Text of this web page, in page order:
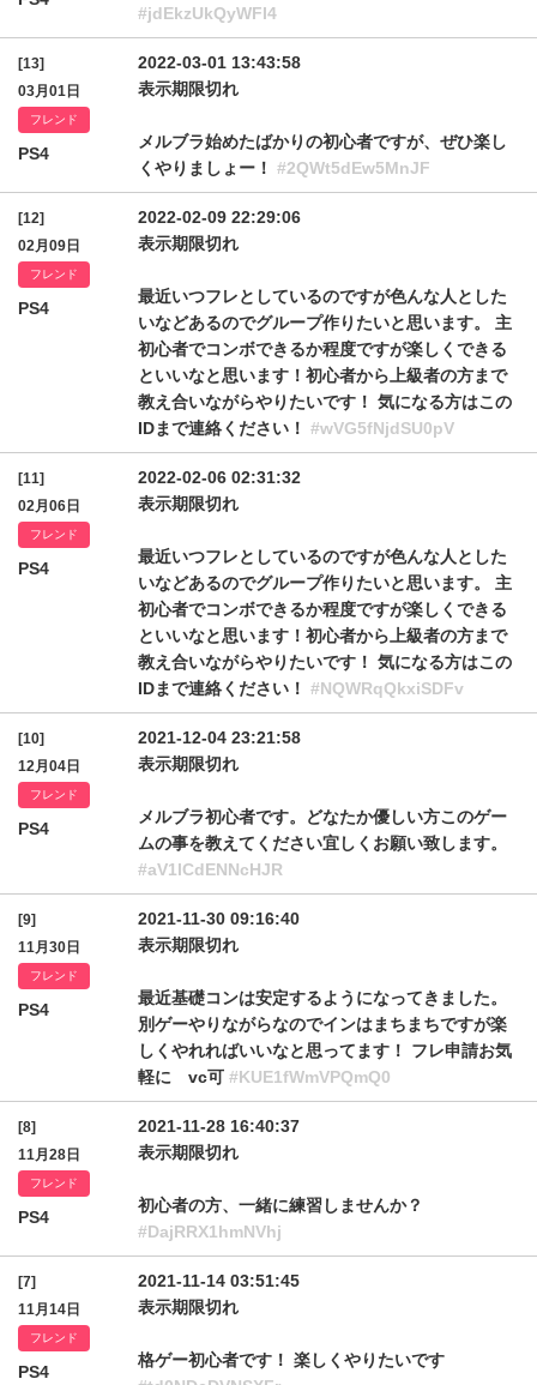
#jdEkzUkQyWFI4
[13]
03月01日
フレンド
PS4
2022-03-01 13:43:58
表示期限切れ
メルブラ始めたばかりの初心者ですが、ぜひ楽し
くやりましょー！ #2QWt5dEw5MnJF
[12]
02月09日
フレンド
PS4
2022-02-09 22:29:06
表示期限切れ
最近いつフレとしているのですが色んな人とした
いなどあるのでグループ作りたいと思います。 主
初心者でコンボできるか程度ですが楽しくできる
といいなと思います！初心者から上級者の方まで
教え合いながらやりたいです！ 気になる方はこの
IDまで連絡ください！ #wVG5fNjdSU0pV
[11]
02月06日
フレンド
PS4
2022-02-06 02:31:32
表示期限切れ
最近いつフレとしているのですが色んな人とした
いなどあるのでグループ作りたいと思います。 主
初心者でコンボできるか程度ですが楽しくできる
といいなと思います！初心者から上級者の方まで
教え合いながらやりたいです！ 気になる方はこの
IDまで連絡ください！ #NQWRqQkxiSDFv
[10]
12月04日
フレンド
PS4
2021-12-04 23:21:58
表示期限切れ
メルブラ初心者です。どなたか優しい方このゲー
ムの事を教えてください宜しくお願い致します。
#aV1lCdENNcHJR
[9]
11月30日
フレンド
PS4
2021-11-30 09:16:40
表示期限切れ
最近基礎コンは安定するようになってきました。
別ゲーやりながらなのでインはまちまちですが楽
しくやれればいいなと思ってます！ フレ申請お気
軽に vc可 #KUE1fWmVPQmQ0
[8]
11月28日
フレンド
PS4
2021-11-28 16:40:37
表示期限切れ
初心者の方、一緒に練習しませんか？
#DajRRX1hmNVhj
[7]
11月14日
フレンド
PS4
2021-11-14 03:51:45
表示期限切れ
格ゲー初心者です！ 楽しくやりたいです